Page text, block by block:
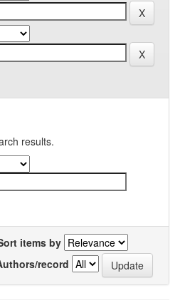
results.
items by
record